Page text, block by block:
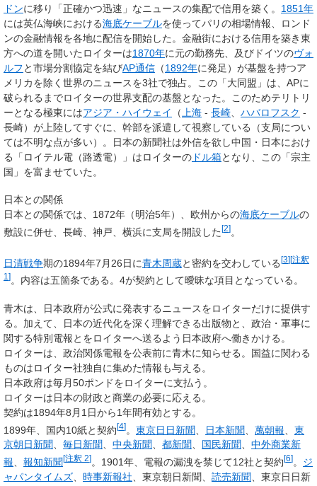
ドンに移り「正確かつ迅速」なニュースの集配で信用を築く。 1851年
には英仏海峡における海底ケーブルを使ってパリの相場情報、ロンド
ンの金融情報を各地に配信を開始した。金融街における信用を築き東
方への道を開いたロイターは1870年に元の勤務先、及びドイツのヴォ
ルフと市場分割協定を結びAP通信 （1892年に発足）が基盤を持つア
メリカを除く世界のニュースを3社で独占。この「大同盟」は、APに
破られるまでロイターの世界支配の基盤となった。このためテリトリ
ーとなる極東にはアジア・ハイウェイ （ 上海 - 長崎 ハバロフスク -
長崎）が上陸してすぐに、幹部を派遣して視察している（支局につい
ては不明な点が多い）。日本の新聞社は外信を欲し中国・日本におけ
る「ロイテル電（路透電）」はロイターの ドル箱となり、この「宗主
国」を富ませていた。
日本との関係
日本との関係では、1872年（明治5年）、欧州からの海底ケーブルの
敷設に併せ、長崎、神戸、横浜に支局を開設した [2] 。
日清戦争期の1894年7月26日に青木周蔵と密約を交わしている[3][注釈
1 ] 。内容は五箇条である。4が契約として曖昧な項目となっている。
青木は、日本政府が公式に発表するニュースをロイターだけに提供す
る。加えて、日本の近代化を深く理解できる出版物と、政治・軍事に
関する特別電報とをロイターへ送るよう日本政府へ働きかける。
ロイターは、政治関係電報を公表前に青木に知らせる。国益に関わる
ものはロイター社独自に集めた情報も与える。
日本政府は毎月50ポンドをロイターに支払う。
ロイターは日本の財政と商業の必要に応える。
契約は1894年8月1日から1年間有効とする。
1899年、国内10紙と契約[4]。 東京日日新聞 日本新聞 萬朝報
東
京朝日新聞、 毎日新聞、 中央新聞、 都新聞、 国民新聞、 中外商業新
報
報知新聞[注釈 2] 。1901年、電報の漏洩を禁じて12社と契約[6] 。 ジ
ャパンタイムズ
時事新報社 、東京朝日新聞、 読売新聞 、東京日日新